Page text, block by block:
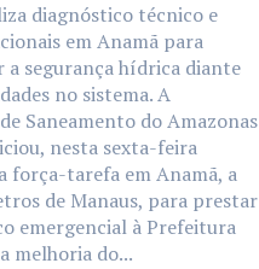
diagnóstico técnico e
em Anamã para
a segurança hídrica diante
no sistema. A
Saneamento do Amazonas
nesta sexta-feira
força-tarefa em Anamã, a
de Manaus, para prestar
emergencial à Prefeitura
melhoria do...